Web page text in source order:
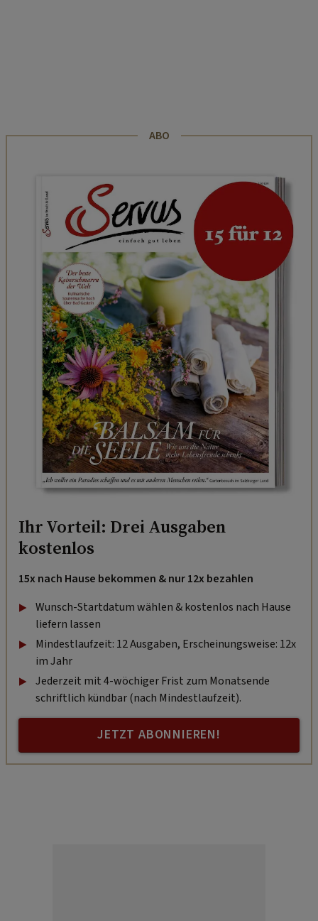
ABO
Ihr Vorteil: Drei Ausgaben
kostenlos
15x nach Hause bekommen & nur 12x bezahlen
Wunsch-Startdatum wählen & kostenlos nach Hause
liefern lassen
Mindestlaufzeit: 12 Ausgaben, Erscheinungsweise: 12x
im Jahr
Jederzeit mit 4-wöchiger Frist zum Monatsende
schriftlich kündbar (nach Mindestlaufzeit).
JETZT ABONNIEREN!